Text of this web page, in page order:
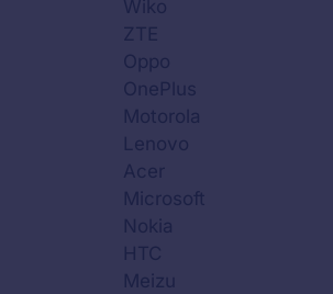
Wiko
ZTE
Oppo
OnePlus
Motorola
Lenovo
Acer
Microsoft
Nokia
HTC
Meizu